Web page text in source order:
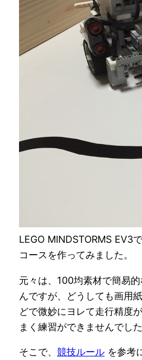
LEGO MINDSTORMS EV3
コースを作ってみました。
元々は、100均素材で簡易
んですが、どうしても画用
どで微妙にヨレて走行精度
まく練習ができませんでした
そこで、 競技ルール を参考